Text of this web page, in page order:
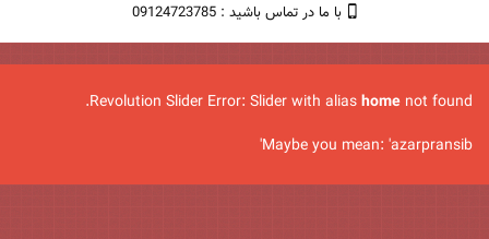
با ما در تماس باشید : 09124723785
Revolution Slider Error: Slider with aliashome not found.
Maybe you mean: 'azarpransib'